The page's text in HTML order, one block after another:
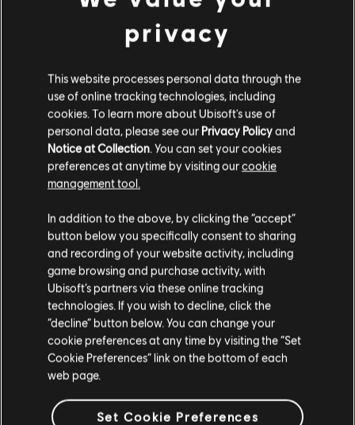
Biblioteca de canciones
Daryl Hall & John Oates
Sometimes A Mind Changes
ARREGLOS
VERIFICADOS
Instrumento / Tipo de arr. Verificado
Tabla de acordes
Tabla de bajo
privacy
This website processes personal data through the
use of online tracking technologies, including
cookies. To learn more about Ubisoft's use of
personal data, please see our Privacy Policyand
Notice at Collection. You can set your cookies
preferences at anytime by visiting ourcookie
management tool.
In addition to the above, by clicking the “accept”
button below you specifically consent to sharing
and recording of your website activity, including
game browsing and purchase activity, with
Ubisoft’s partners via these online tracking
technologies. If you wish to decline, click the
“decline” button below. You can change your
cookie preferences at any time by visiting the “Set
Cookie Preferences” link on the bottom of each
web page.
Set Cookie Preferences